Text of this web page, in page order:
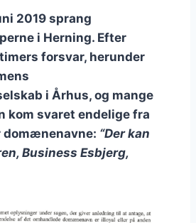
2019 sprang
i Herning. Efter
forsvar, herunder
i Århus, og mange
kom svaret endelige fra
“Der kan
Business Esbjerg,